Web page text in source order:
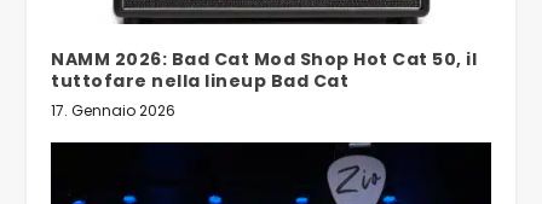
NAMM 2026: Bad Cat Mod Shop Hot Cat 50, il
tuttofare nella lineup Bad Cat
17. Gennaio 2026